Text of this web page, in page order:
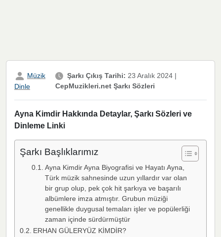
Müzik
Dinle
Şarkı Çıkış Tarihi: 23 Aralık 2024 |
CepMuzikleri.net Şarkı Sözleri
Ayna Kimdir Hakkında Detaylar, Şarkı Sözleri ve
Dinleme Linki
Şarkı Başlıklarımız
Ayna Kimdir Ayna Biyografisi ve Hayatı Ayna,
Türk müzik sahnesinde uzun yıllardır var olan
bir grup olup, pek çok hit şarkıya ve başarılı
albümlere imza atmıştır. Grubun müziği
genellikle duygusal temaları işler ve popülerliği
zaman içinde sürdürmüştür
ERHAN GÜLERYÜZ KİMDİR?